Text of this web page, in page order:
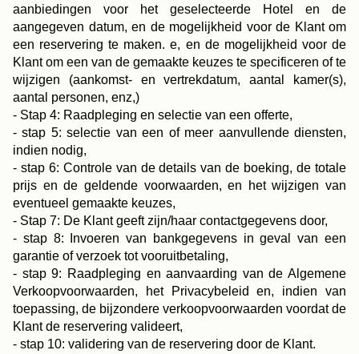
aanbiedingen voor het geselecteerde Hotel en de
aangegeven datum, en de mogelijkheid voor de Klant om
een reservering te maken. e, en de mogelijkheid voor de
Klant om een van de gemaakte keuzes te specificeren of te
wijzigen (aankomst- en vertrekdatum, aantal kamer(s),
aantal personen, enz,)
- Stap 4: Raadpleging en selectie van een offerte,
- stap 5: selectie van een of meer aanvullende diensten,
indien nodig,
- stap 6: Controle van de details van de boeking, de totale
prijs en de geldende voorwaarden, en het wijzigen van
eventueel gemaakte keuzes,
- Stap 7: De Klant geeft zijn/haar contactgegevens door,
- stap 8: Invoeren van bankgegevens in geval van een
garantie of verzoek tot vooruitbetaling,
- stap 9: Raadpleging en aanvaarding van de Algemene
Verkoopvoorwaarden, het Privacybeleid en, indien van
toepassing, de bijzondere verkoopvoorwaarden voordat de
Klant de reservering valideert,
- stap 10: validering van de reservering door de Klant.